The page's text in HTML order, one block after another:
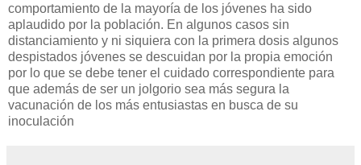
comportamiento de la mayoría de los jóvenes ha sido
aplaudido por la población. En algunos casos sin
distanciamiento y ni siquiera con la primera dosis algunos
despistados jóvenes se descuidan por la propia emoción
por lo que se debe tener el cuidado correspondiente para
que además de ser un jolgorio sea más segura la
vacunación de los más entusiastas en busca de su
inoculación